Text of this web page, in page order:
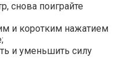
снова поиграйте
и коротким нажатием
и уменьшить силу